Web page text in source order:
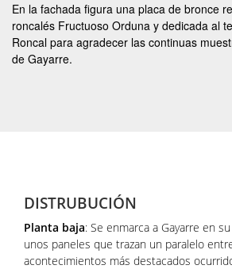
En la fachada figura una placa de bronce
roncalés Fructuoso Orduna y dedicada al
Roncal para agradecer las continuas
de Gayarre.
DISTRUBUCIÓN
Planta baja: Se enmarca a Gayarre en
unos paneles que trazan un paralelo
acontecimientos más destacados